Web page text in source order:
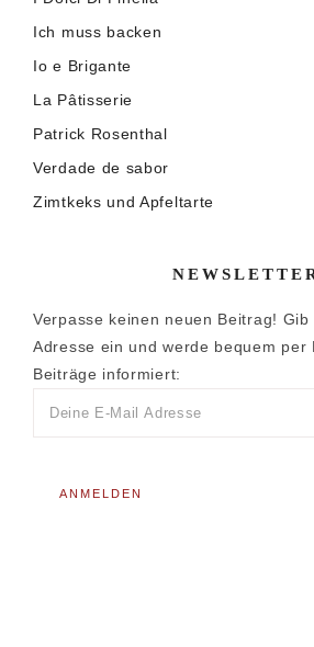
Ich muss backen
Io e Brigante
La Pâtisserie
Patrick Rosenthal
Verdade de sabor
Zimtkeks und Apfeltarte
Verpasse keinen neuen Beitrag!
Adresse ein und werde bequem per
Beiträge informiert: